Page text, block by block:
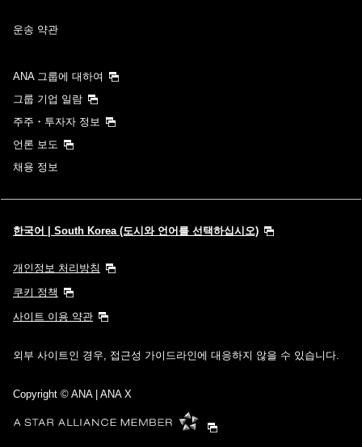
운송 약관
ANA 그룹에 대하여
그룹 기업 일람
주주・투자자 정보
언론 보도
채용 정보
한국어 | South Korea (도시와 언어를 선택하십시오)
개인정보 처리방침
쿠키 정책
사이트 이용 약관
외부 사이트인 경우, 접근성 가이드라인에 대응하지 않을 수 있습니다.
Copyright © ANA | ANA X